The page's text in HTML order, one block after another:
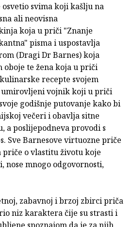
svima koji kašlju na
ali neovisna
koja u priči "Znanje
pisma i uspostavlja
(Dragi Dr Barnes) koja
oboje te žena koja u priči
recepte svojem
umirovljeni vojnik koji u priči
godišnje putovanje kako bi
večeri i obavlja sitne
a poslijepodneva provodi s
Sve Barnesove virtuozne priče
o vlastitu životu koje
nose mnogo odgovornosti,
zabavnoj i brzoj zbirci priča
niz karaktera čije su strasti i